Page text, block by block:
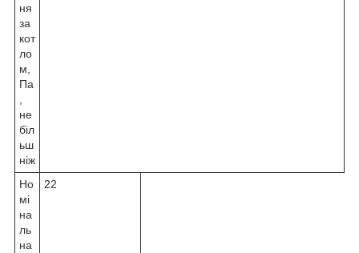
ня
за
кот
ло
м,
Па
не
біл
ьш
ніж
Но
мі
на
ль
на
22